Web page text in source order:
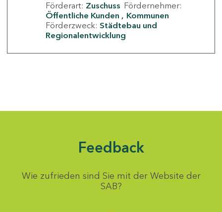
Förderart: Zuschuss Fördernehmer:
Öffentliche Kunden
Kommunen
Förderzweck: Städtebau und
Regionalentwicklung
Feedback
Wie zufrieden sind Sie mit der Website der
SAB?